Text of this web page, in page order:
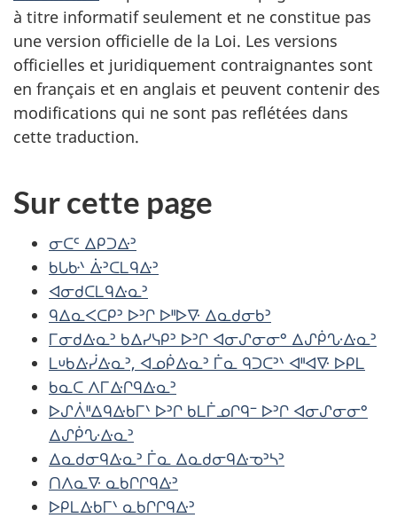
à titre informatif seulement et ne constitue pas
une version officielle de la Loi. Les versions
officielles et juridiquement contraignantes sont
en français et en anglais et peuvent contenir des
modifications qui ne sont pas reflétées dans
cette traduction.
Sur cette page
ᓂᑕᒼ ᐃᑭᑐᐏᐣ
ᑲᒐᑿᐠ ᐑᐣᑕᒪᑫᐏᐣ
ᐊᓂᑯᑕᒪᑫᐏᓇᐣ
ᑫᐃᓇᐸᑕᑭᐣ ᐅᐣᒋ ᐅᐦᐅᐍ ᐃᓇᑯᓂᑲᐣ
ᒥᓂᑯᐏᓇᐣ ᑲᐃᓯᓭᑭᐣ ᐅᐣᒋ ᐊᓂᔑᓂᓂᐤ ᐃᔑᑮᔘᐏᓇᐣ
ᒪᓑᑲᐏᓰᐏᓇᐣ, ᐊᓄᑮᐏᓇᐣ ᒦᓇ ᑫᑐᑕᐣᐠ ᐊᐦᐊᐍ ᐅᑭᒪ
ᑲᓇᑕ ᐱᒥᐏᒋᑫᐏᓇᐣ
ᐅᔑᐲᐦᐃᑫᐏᑲᒥᐠ ᐅᐣᒋ ᑲᒪᒦᓄᒋᑫᐨ ᐅᐣᒋ ᐊᓂᔑᓂᓂᐤ
ᐃᔑᑮᔘᐏᓇᐣ
ᐃᓇᑯᓂᑫᐏᓇᐣ ᒦᓇ ᐃᓇᑯᓂᑫᐏᓀᐣᓴᐣ
ᑎᐱᓇᐍ ᓇᑲᒋᒋᑫᐏᐣ
ᐅᑭᒪᐏᑲᒥᐠ ᓇᑲᒋᒋᑫᐏᐣ